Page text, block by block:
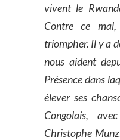
vivent le
Contre ce
triompher. Il y a
nous aident
Présence dans
élever ses
Congolais,
Christophe